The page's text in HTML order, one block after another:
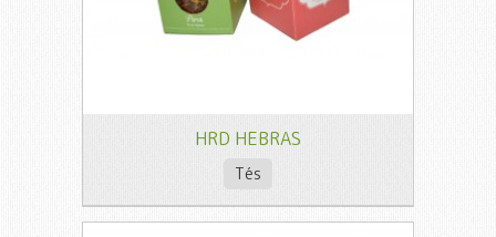
HRD HEBRAS
Tés